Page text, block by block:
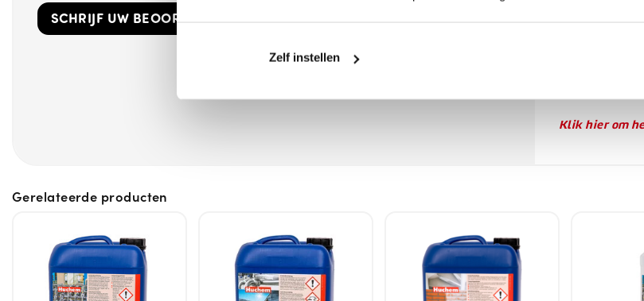
Zelf instellen
SCHRIJF UW BEOORDELING!
Onderhoud
Industrieel
Klik hier om
Gerelateerde producten